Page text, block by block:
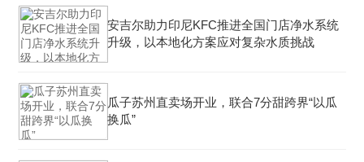
安吉尔助力印尼KFC推进全国门店净水系统
升级，以本地化方案应对复杂水质挑战
瓜子苏州直卖场开业，联合7分甜跨界“以瓜
换瓜”